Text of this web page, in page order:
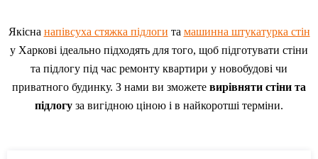
Якісна напівсуха стяжка підлоги та машинна штукатурка стін
у Харкові ідеально підходять для того, щоб підготувати стіни
та підлогу під час ремонту квартири у новобудові чи
приватного будинку. З нами ви зможете вирівняти стіни та
підлогу за вигідною ціною і в найкоротші терміни.